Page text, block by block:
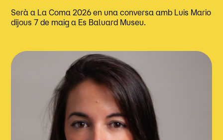
Serà a La Coma 2026 en una conversa amb Luis Mario
dijous 7 de maig a Es Baluard Museu.